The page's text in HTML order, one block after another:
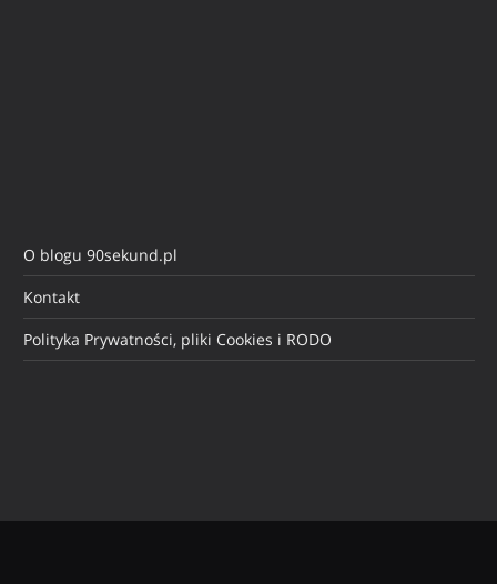
O blogu 90sekund.pl
Kontakt
Polityka Prywatności, pliki Cookies i RODO